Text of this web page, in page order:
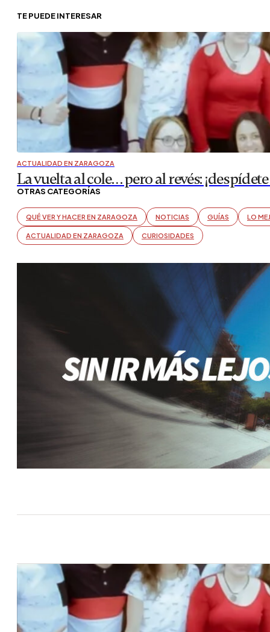
TE PUEDE INTERESAR
ACTUALIDAD EN ZARAGOZA
La vuelta al cole… pero al revés:
OTRAS CATEGORÍAS
QUÉ VER Y HACER EN ZARAGOZA NOTICIAS GUÍAS LO
ACTUALIDAD EN ZARAGOZA CURIOSIDADES